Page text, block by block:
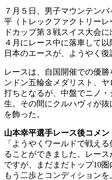
７月５日、男子マウンテン
平（トレックファクトリー
ドカップ第３戦スイス大会
４月にレース中に落車して
日本のエースが、ようやく復
レースは、自国開催での優
ンドン五輪金メダリスト、
打ちとなるが、中盤でニノ
生。その間にクルハヴィが
を飾った。
山本幸平選手レース後コメン
「ようやくワールドで戦え
ることができました。レー
ですが、まだまだトップ10
もう二歩とコンディション